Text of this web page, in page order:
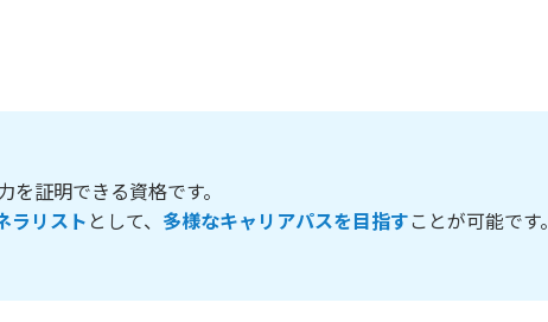
証明できる資格です。
ラリスト として、 多様なキャリアパスを目指すことが可能です。